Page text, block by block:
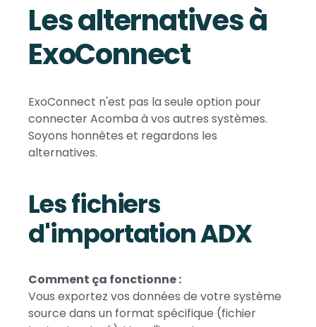
Les alternatives à
ExoConnect
ExoConnect n'est pas la seule option pour
connecter Acomba à vos autres systèmes.
Soyons honnêtes et regardons les
alternatives.
Les fichiers
d'importation ADX
Comment ça fonctionne :
Vous exportez vos données de votre système
source dans un format spécifique (fichier